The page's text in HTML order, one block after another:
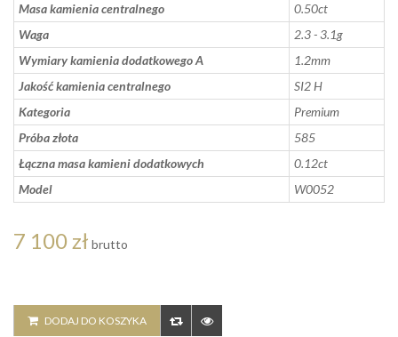
Masa kamienia centralnego
0.50ct
Waga
2.3 - 3.1g
Wymiary kamienia dodatkowego A
1.2mm
Jakość kamienia centralnego
SI2 H
Kategoria
Premium
Próba złota
585
Łączna masa kamieni dodatkowych
0.12ct
Model
W0052
7 100 zł brutto
DODAJ DO KOSZYKA